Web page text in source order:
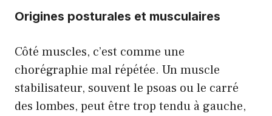
Origines posturales et musculaires
Côté muscles, c’est comme une
chorégraphie mal répétée. Un muscle
stabilisateur, souvent le psoas ou le carré
des lombes, peut être trop tendu à gauche,